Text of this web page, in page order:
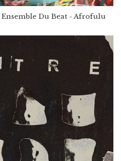
Du Beat - Afrofulu